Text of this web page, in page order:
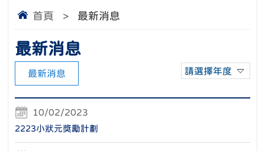
首頁 > 最新消息
最新消息
請選擇年度
最新消息
10/02/2023
2223小狀元獎勵計劃